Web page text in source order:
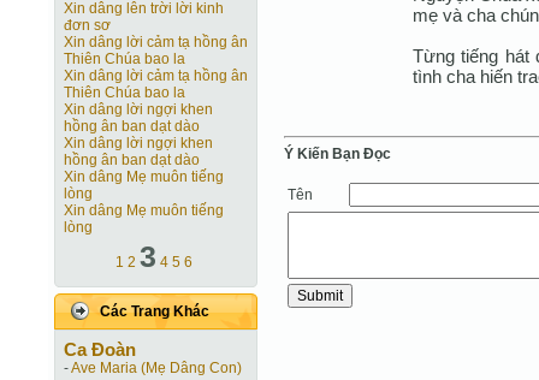
Xin dâng lên trời lời kinh
đơn sơ
Xin dâng lời cảm tạ hồng ân
Thiên Chúa bao la
Xin dâng lời cảm tạ hồng ân
Thiên Chúa bao la
Xin dâng lời ngợi khen
hồng ân ban dạt dào
Xin dâng lời ngợi khen
hồng ân ban dạt dào
Xin dâng Mẹ muôn tiếng
lòng
Xin dâng Mẹ muôn tiếng
lòng
1 2 3 4 5 6
Các Trang Khác
Ca Ðoàn
-Ave Maria (Mẹ Dâng Con)
mẹ và cha
Từng tiếng hát
tình cha hiến
Ý Kiến Bạn Ðọc
Tên